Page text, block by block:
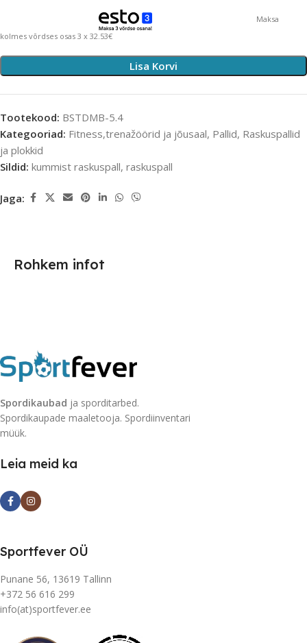
Maksa
kolmes võrdses osas 3 x 32.53€
Lisa Korvi
Tootekood: BSTDMB-5.4
Kategooriad: Fitness,trenažöörid ja jõusaal, Pallid, Raskuspallid
ja plokkid
Sildid: kummist raskuspall, raskuspall
Jaga:
Rohkem infot
Spordikaubad ja sporditarbed.
Spordikaupade maaletooja. Spordiinventari
müük.
Leia meid ka
Sportfever OÜ
Punane 56, 13619 Tallinn
+372 56 616 299
info(at)sportfever.ee